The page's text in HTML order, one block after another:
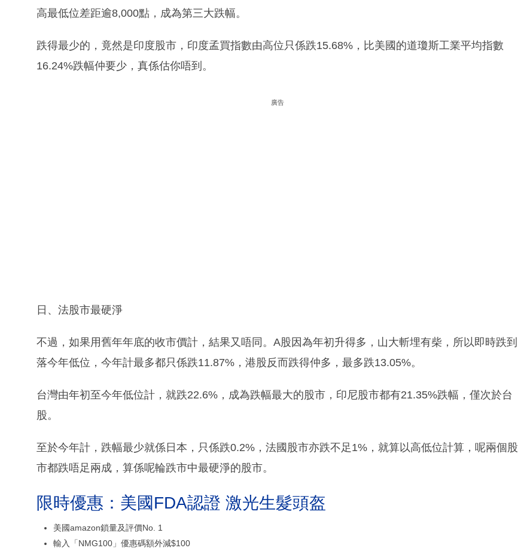
高最低位差距逾8,000點，成為第三大跌幅。
跌得最少的，竟然是印度股市，印度孟買指數由高位只係跌15.68%，比美國的道瓊斯工業平均指數
16.24%跌幅仲要少，真係估你唔到。
廣告
日、法股市最硬淨
不過，如果用舊年年底的收市價計，結果又唔同。A股因為年初升得多，山大斬埋有柴，所以即時跌到
落今年低位，今年計最多都只係跌11.87%，港股反而跌得仲多，最多跌13.05%。
台灣由年初至今年低位計，就跌22.6%，成為跌幅最大的股市，印尼股市都有21.35%跌幅，僅次於台
股。
至於今年計，跌幅最少就係日本，只係跌0.2%，法國股市亦跌不足1%，就算以高低位計算，呢兩個股
市都跌唔足兩成，算係呢輪跌市中最硬淨的股市。
限時優惠：美國FDA認證 激光生髮頭盔
美國amazon鎖量及評價No. 1
輸入「NMG100」優惠碼額外減$100